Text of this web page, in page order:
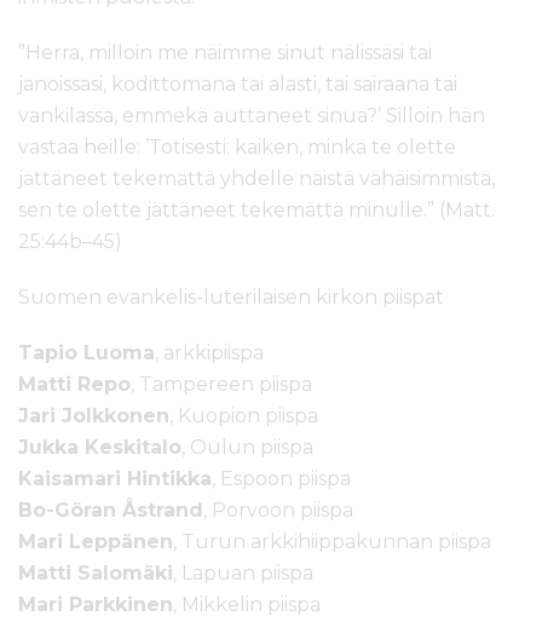
”Herra, milloin me näimme sinut nälissäsi tai
janoissasi, kodittomana tai alasti, tai sairaana tai
vankilassa, emmekä auttaneet sinua?’ Silloin hän
vastaa heille: ’Totisesti: kaiken, minkä te olette
jättäneet tekemättä yhdelle näistä vähäisimmistä,
sen te olette jättäneet tekemättä minulle.” (Matt.
25:44b–45)
Suomen evankelis-luterilaisen kirkon piispat
Tapio Luoma, arkkipiispa
Matti Repo, Tampereen piispa
Jari Jolkkonen, Kuopion piispa
Jukka Keskitalo, Oulun piispa
Kaisamari Hintikka, Espoon piispa
Bo-Göran Åstrand , Porvoon piispa
Mari Leppänen, Turun arkkihiippakunnan piispa
Matti Salomäki, Lapuan piispa
Mari Parkkinen, Mikkelin piispa